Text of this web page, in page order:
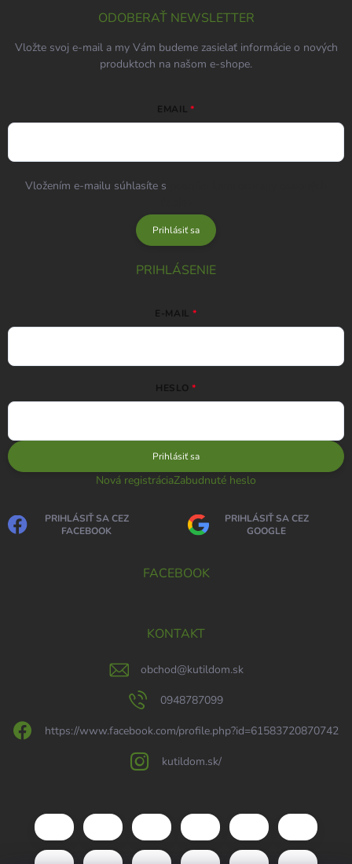
ODOBERAŤ NEWSLETTER
Vložte svoj e-mail a my Vám budeme zasielať informácie o nových
produktoch na našom e-shope.
EMAIL
Vložením e-mailu súhlasíte s
Prihlásiť sa
PRIHLÁSENIE
E-MAIL
HESLO
Prihlásiť sa
Nová registráciaZabudnuté heslo
PRIHLÁSIŤ SA CEZ
FACEBOOK
PRIHLÁSIŤ SA CEZ
GOOGLE
FACEBOOK
KONTAKT
obchod@kutildom.sk
0948787099
https://www.facebook.com/profile.php?id=61583720870742
kutildom.sk/